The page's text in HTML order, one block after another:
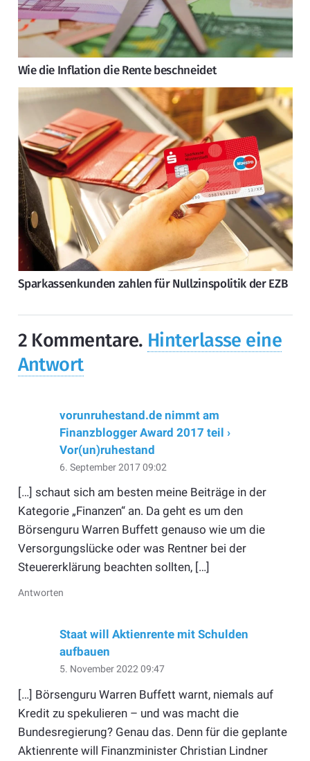
Wie die Inflation die Rente beschneidet
Sparkassenkunden zahlen für Nullzinspolitik der EZB
2 Kommentare. Hinterlasse eine
Antwort
vorunruhestand.de nimmt am
Finanzblogger Award 2017 teil ›
Vor(un)ruhestand
6. September 2017 09:02
[…] schaut sich am besten meine Beiträge in der
Kategorie „Finanzen“ an. Da geht es um den
Börsenguru Warren Buffett genauso wie um die
Versorgungslücke oder was Rentner bei der
Steuererklärung beachten sollten, […]
Antworten
Staat will Aktienrente mit Schulden
aufbauen
5. November 2022 09:47
[…] Börsenguru Warren Buffett warnt, niemals auf
Kredit zu spekulieren – und was macht die
Bundesregierung? Genau das. Denn für die geplante
Aktienrente will Finanzminister Christian Lindner